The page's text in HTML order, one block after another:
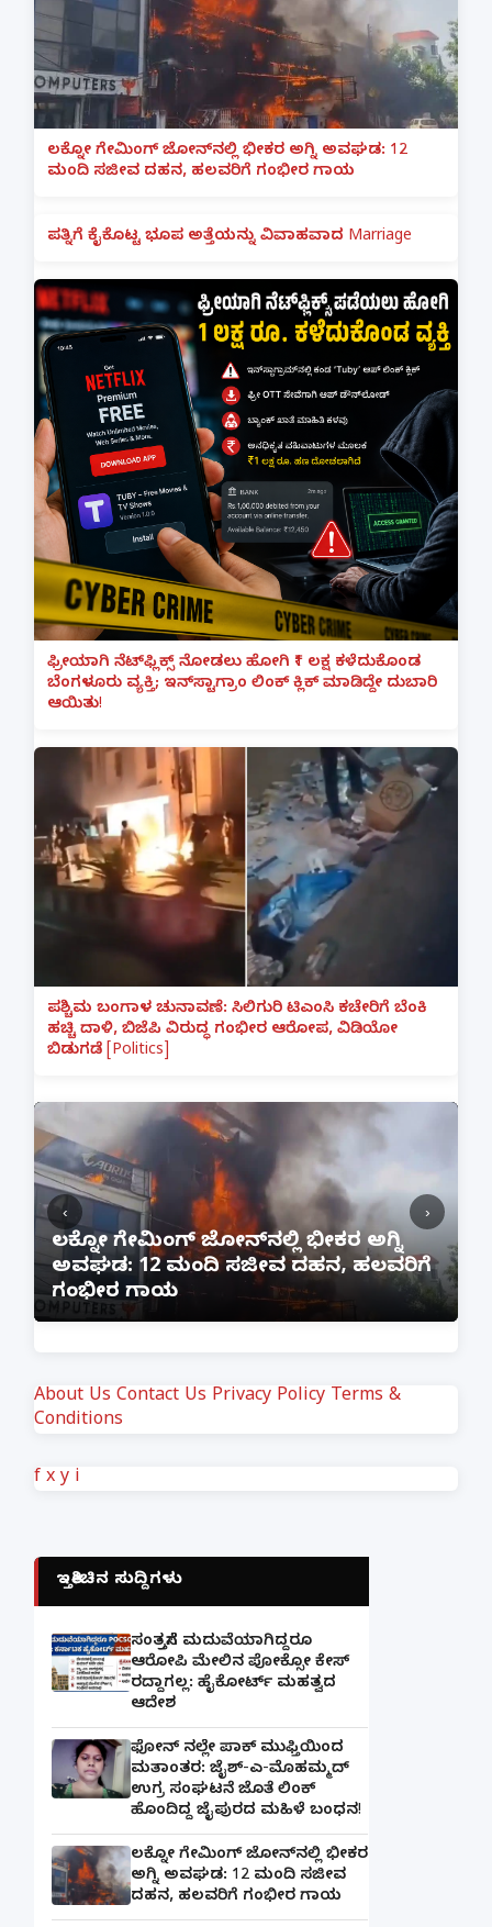
ಲಕ್ನೋ ಗೇಮಿಂಗ್ ಜೋನ್‌ನಲ್ಲಿ ಭೀಕರ ಅಗ್ನಿ ಅವಘಡ: 12
ಮಂದಿ ಸಜೀವ ದಹನ, ಹಲವರಿಗೆ ಗಂಭೀರ ಗಾಯ
ಪತ್ನಿಗೆ ಕೈಕೊಟ್ಟ ಭೂಪ ಅತ್ತೆಯನ್ನು ವಿವಾಹವಾದ Marriage
ಫ್ರೀಯಾಗಿ ನೆಟ್‌ಫ್ಲಿಕ್ಸ್ ನೋಡಲು ಹೋಗಿ ₹1 ಲಕ್ಷ ಕಳೆದುಕೊಂಡ
ಬೆಂಗಳೂರು ವ್ಯಕ್ತಿ; ಇನ್‌ಸ್ಟಾಗ್ರಾಂ ಲಿಂಕ್ ಕ್ಲಿಕ್ ಮಾಡಿದ್ದೇ ದುಬಾರಿ
ಆಯಿತು!
ಪಶ್ಚಿಮ ಬಂಗಾಳ ಚುನಾವಣೆ: ಸಿಲಿಗುರಿ ಟಿಎಂಸಿ ಕಚೇರಿಗೆ ಬೆಂಕಿ
ಹಚ್ಚಿ ದಾಳಿ, ಬಿಜೆಪಿ ವಿರುದ್ಧ ಗಂಭೀರ ಆರೋಪ, ವಿಡಿಯೋ
ಬಿಡುಗಡೆ [Politics]
ಲಕ್ನೋ ಗೇಮಿಂಗ್ ಜೋನ್‌ನಲ್ಲಿ ಭೀಕರ ಅಗ್ನಿ
ಅವಘಡ: 12 ಮಂದಿ ಸಜೀವ ದಹನ, ಹಲವರಿಗೆ
ಗಂಭೀರ ಗಾಯ
‹ ›
About Us Contact Us Privacy Policy Terms &
Conditions
f x y i
ಇತ್ತೀಚಿನ ಸುದ್ದಿಗಳು
ಸಂತ್ರಸ್ತೆಗೆ ಮದುವೆಯಾಗಿದ್ದರೂ
ಆರೋಪಿ ಮೇಲಿನ ಪೋಕ್ಸೋ ಕೇಸ್
ರದ್ದಾಗಲ್ಲ: ಹೈಕೋರ್ಟ್ ಮಹತ್ವದ
ಆದೇಶ
ಫೋನ್ ನಲ್ಲೇ ಪಾಕ್ ಮುಫ್ತಿಯಿಂದ
ಮತಾಂತರ: ಜೈಶ್-ಎ-ಮೊಹಮ್ಮದ್
ಉಗ್ರ ಸಂಘಟನೆ ಜೊತೆ ಲಿಂಕ್
ಹೊಂದಿದ್ದ ಜೈಪುರದ ಮಹಿಳೆ ಬಂಧನ!
ಲಕ್ನೋ ಗೇಮಿಂಗ್ ಜೋನ್‌ನಲ್ಲಿ ಭೀಕರ
ಅಗ್ನಿ ಅವಘಡ: 12 ಮಂದಿ ಸಜೀವ
ದಹನ, ಹಲವರಿಗೆ ಗಂಭೀರ ಗಾಯ